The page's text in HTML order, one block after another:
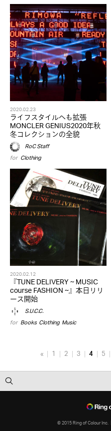
2020.02.23
ライフスタイルへも拡張
MONCLER GENIUS2020年秋
冬コレクションの全貌
RoC Staff
for Clothing
2020.02.12
『TUNE DELIVERY ~ MUSIC
course FASHION ~』本日リリ
ース開始
S.U.C.C.
for Books,Clothing,Music
« 1 2 3 4 5
© 2015 Ring of Colour Inc.